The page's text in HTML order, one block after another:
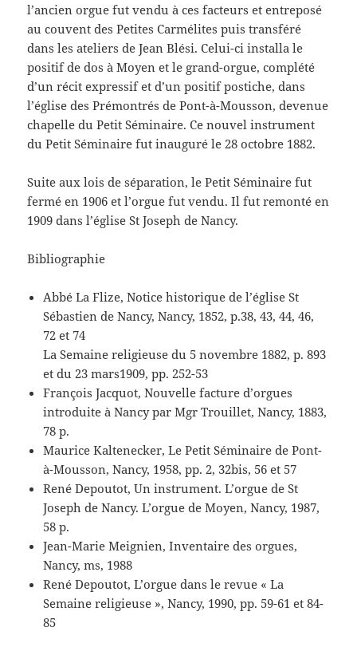
l’ancien orgue fut vendu à ces facteurs et entreposé
au couvent des Petites Carmélites puis transféré
dans les ateliers de Jean Blési. Celui-ci installa le
positif de dos à Moyen et le grand-orgue, complété
d’un récit expressif et d’un positif postiche, dans
l’église des Prémontrés de Pont-à-Mousson, devenue
chapelle du Petit Séminaire. Ce nouvel instrument
du Petit Séminaire fut inauguré le 28 octobre 1882.
Suite aux lois de séparation, le Petit Séminaire fut
fermé en 1906 et l’orgue fut vendu. Il fut remonté en
1909 dans l’église St Joseph de Nancy.
Bibliographie
Abbé La Flize, Notice historique de l’église St
Sébastien de Nancy, Nancy, 1852, p.38, 43, 44, 46,
72 et 74
La Semaine religieuse du 5 novembre 1882, p. 893
et du 23 mars1909, pp. 252-53
François Jacquot, Nouvelle facture d’orgues
introduite à Nancy par Mgr Trouillet, Nancy, 1883,
78 p.
Maurice Kaltenecker, Le Petit Séminaire de Pont-
à-Mousson, Nancy, 1958, pp. 2, 32bis, 56 et 57
René Depoutot, Un instrument. L’orgue de St
Joseph de Nancy. L’orgue de Moyen, Nancy, 1987,
58 p.
Jean-Marie Meignien, Inventaire des orgues,
Nancy, ms, 1988
René Depoutot, L’orgue dans le revue « La
Semaine religieuse », Nancy, 1990, pp. 59-61 et 84-
85